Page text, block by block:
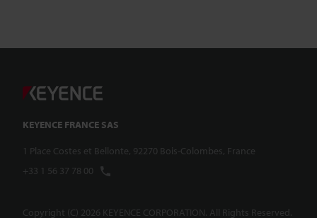
KEYENCE FRANCE SAS
1 Place Costes et Bellonte, 92270 Bois-Colombes, France
+33 1 56 37 78 00
Copyright (C) 2026 KEYENCE CORPORATION. All Rights Reserved.